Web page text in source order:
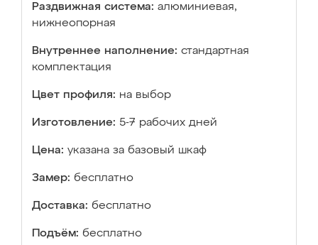
Раздвижная система: алюминиевая,
нижнеопорная
Внутреннее наполнение: стандартная
комплектация
Цвет профиля: на выбор
Изготовление: 5-7 рабочих дней
Цена: указана за базовый шкаф
Замер: бесплатно
Доставка: бесплатно
Подъём: бесплатно